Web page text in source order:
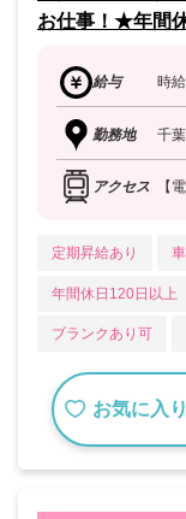
お仕事！★年間
給与 時
勤務地 千
アクセス 【
定期昇給あり
年間休日120日以上
ブランクあり可
お気に入